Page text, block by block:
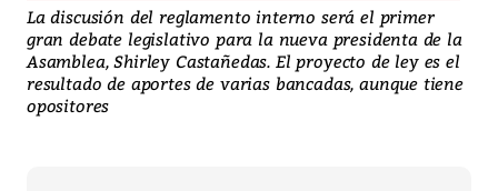
La discusión del reglamento interno será el primer
gran debate legislativo para la nueva presidenta de la
Asamblea, Shirley Castañedas. El proyecto de ley es el
resultado de aportes de varias bancadas, aunque tiene
opositores